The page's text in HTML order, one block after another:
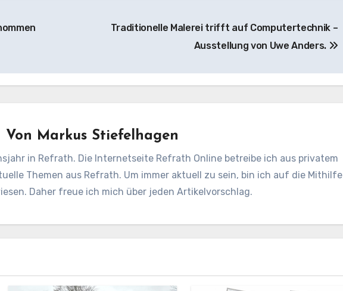
Traditionelle Malerei trifft auf Computertechnik –
Ausstellung von Uwe Anders.
Von Markus Stiefelhagen
in Refrath. Die Internetseite Refrath Online betreibe ich aus privatem
Themen aus Refrath. Um immer aktuell zu sein, bin ich auf die Mithilfe
Daher freue ich mich über jeden Artikelvorschlag.